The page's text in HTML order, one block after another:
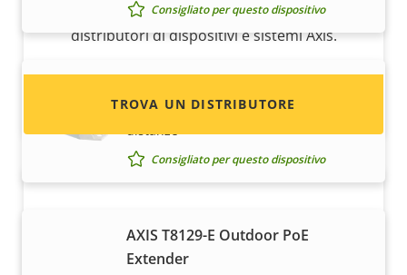
Consigliato per questo dispositivo
La soluzione intelligente per coprire le
distanze
Consigliato per questo dispositivo
AXIS T8129-E Outdoor PoE
Extender
Trova le informazioni di contatto per i
distributori di dispositivi e sistemi Axis.
TROVA UN DISTRIBUTORE